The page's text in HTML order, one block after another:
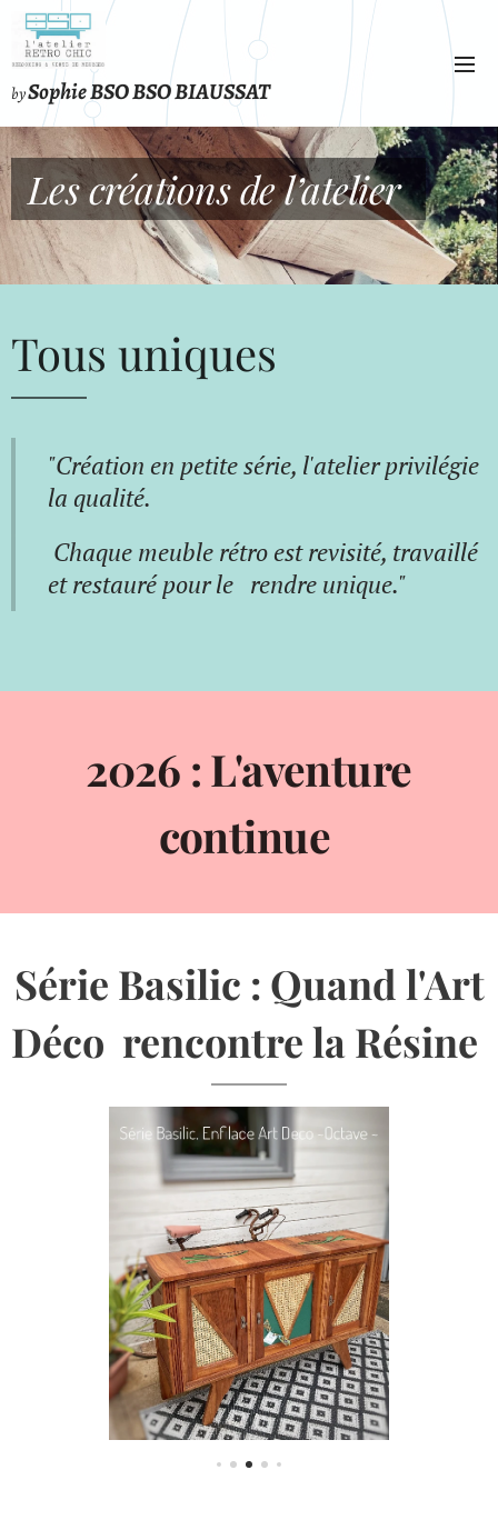
bySophie BSO BSO BIAUSSAT
Les créations de l’atelier
Tous uniques
"Création en petite série, l'atelier privilégie
la qualité.
Chaque meuble rétro est revisité, travaillé
et restauré pour le rendre unique."
2026 : L'aventure
continue
Série Basilic : Quand l'Art
Déco rencontre la Résine